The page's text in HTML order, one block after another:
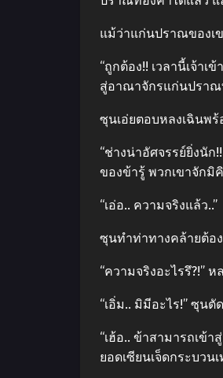
แม้ว่าแก่นปราณของเ
“ถูกต้อง!! เวลานี้เจ้า
สู่อาณาจักรแก่นปราณ
ซุนเอ่ยตอบหลงเฉินพ
“ช่างน่าอัศจรรย์ยิ่งนั
ของข้ารู้ พวกเขาจักมิ
“เอ่อ.. ความจริงแล้ว..”
ซุนทำท่าทางคล้ายต้อง
“ความจริงอะไรรึ?!”
“เอิ่ม.. มิมีอะไร!” ซุนตั
“เฮ้อ.. ข้าสามารถเข้
ยอดเซียนเจ็ดกระบวนเ